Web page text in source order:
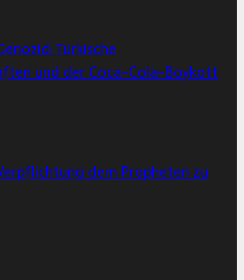
Türkische
und der Coca-Cola-Boykott
dem Propheten zu